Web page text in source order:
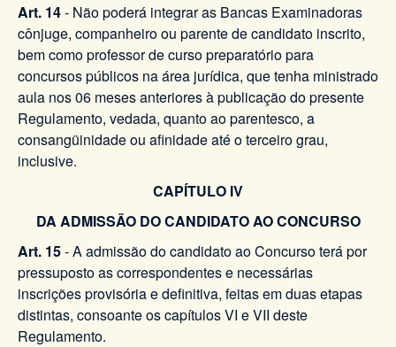
Art. 14- Não poderá integrar as Bancas Examinadoras
cônjuge, companheiro ou parente de candidato inscrito,
bem como professor de curso preparatório para
concursos públicos na área jurídica, que tenha ministrado
aula nos 06 meses anteriores à publicação do presente
Regulamento, vedada, quanto ao parentesco, a
consangüinidade ou afinidade até o terceiro grau,
inclusive.
CAPÍTULO IV
DA ADMISSÃO DO CANDIDATO AO CONCURSO
Art. 15- A admissão do candidato ao Concurso terá por
pressuposto as correspondentes e necessárias
inscrições provisória e definitiva, feitas em duas etapas
distintas, consoante os capítulos VI e VII deste
Regulamento.